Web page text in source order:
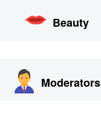
Beauty
Moderators